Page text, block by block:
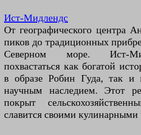
Ист-Мидлендс
От географического центра
пиков до традиционных
Северном море. Ист-
похвастаться как богатой
в образе Робин Гуда, так
научным наследием. Этот
покрыт
славится своими кулинарными